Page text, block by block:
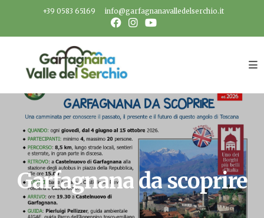
+39 0583 65169 info@garfagnanavalledelserchio.it
Garfagnana da scoprire